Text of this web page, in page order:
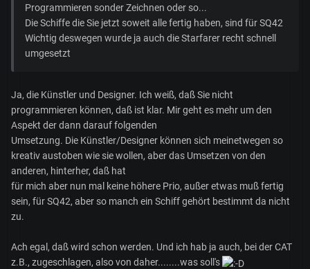
Programmieren sonder Zeichnen oder so...
Die Schiffe die Sie jetzt soweit alle fertig haben, sind für SQ42
Wichtig deswegen wurde ja auch die Starfarer recht schnell
umgesetzt
Ja, die Künstler und Designer. Ich weiß, daß Sie nicht
programmieren können, daß ist klar. Mir geht es mehr um den
Aspekt der dann darauf folgenden
Umsetzung. Die Künstler/Designer können sich meinetwegen so
kreativ austoben wie sie wollen, aber das Umsetzen von den
anderen, hinterher, daß hat
für mich aber nun mal keine höhere Prio, außer etwas muß fertig
sein, für SQ42, aber so manch ein Schiff gehört bestimmt da nicht
zu.
Ach egal, daß wird schon werden. Und ich hab ja auch, bei der CAT
z.B., zugeschlagen, also von daher........was soll's